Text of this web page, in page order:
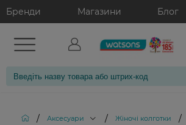
Бренди Магазини Блог
/ Аксесуари / Жіночі колготки /